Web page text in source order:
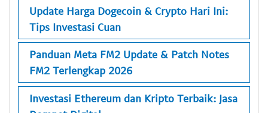
Update Harga Dogecoin & Crypto Hari Ini:
Tips Investasi Cuan
Panduan Meta FM2 Update & Patch Notes
FM2 Terlengkap 2026
Investasi Ethereum dan Kripto Terbaik: Jasa